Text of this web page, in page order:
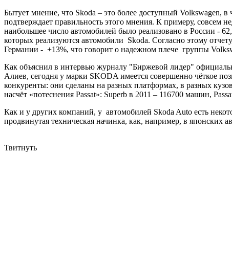
Бытует мнение, что Skoda – это более доступный Volkswagen,
подтверждает правильность этого мнения. К примеру, совсем
наибольшее число автомобилей было реализовано в России -
которых реализуются автомобили Skoda. Согласно этому
Германии - +13%, что говорит о надежном плече группы
Как объяснил в интервью журналу "Биржевой лидер"
Алиев, сегодня у марки SKODA имеется совершенно чёткое
конкуренты: они сделаны на разных платформах, в разных
насчёт «потеснения Passat»: Superb в 2011 – 116700 машин,
Как и у других компаний, у автомобилей Skoda Auto есть
продвинутая техническая начинка, как, например, в японских
Твитнуть